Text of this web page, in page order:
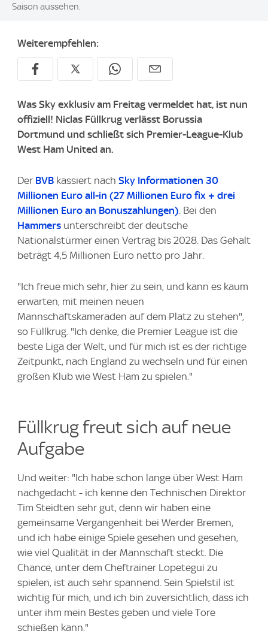
Saison aussehen.
Weiterempfehlen:
Was Sky exklusiv am Freitag vermeldet hat, ist nun
offiziell! Niclas Füllkrug verlässt Borussia
Dortmund und schließt sich Premier-League-Klub
West Ham United an.
Der BVB kassiert nach Sky Informationen 30
Millionen Euro all-in (27 Millionen Euro fix + drei
Millionen Euro an Bonuszahlungen). Bei den
Hammers unterschreibt der deutsche
Nationalstürmer einen Vertrag bis 2028. Das Gehalt
beträgt 4,5 Millionen Euro netto pro Jahr.
"Ich freue mich sehr, hier zu sein, und kann es kaum
erwarten, mit meinen neuen
Mannschaftskameraden auf dem Platz zu stehen",
so Füllkrug. "Ich denke, die Premier League ist die
beste Liga der Welt, und für mich ist es der richtige
Zeitpunkt, nach England zu wechseln und für einen
großen Klub wie West Ham zu spielen."
Füllkrug freut sich auf neue
Aufgabe
Und weiter: "Ich habe schon lange über West Ham
nachgedacht - ich kenne den Technischen Direktor
Tim Steidten sehr gut, denn wir haben eine
gemeinsame Vergangenheit bei Werder Bremen,
und ich habe einige Spiele gesehen und gesehen,
wie viel Qualität in der Mannschaft steckt. Die
Chance, unter dem Cheftrainer Lopetegui zu
spielen, ist auch sehr spannend. Sein Spielstil ist
wichtig für mich, und ich bin zuversichtlich, dass ich
unter ihm mein Bestes geben und viele Tore
schießen kann."